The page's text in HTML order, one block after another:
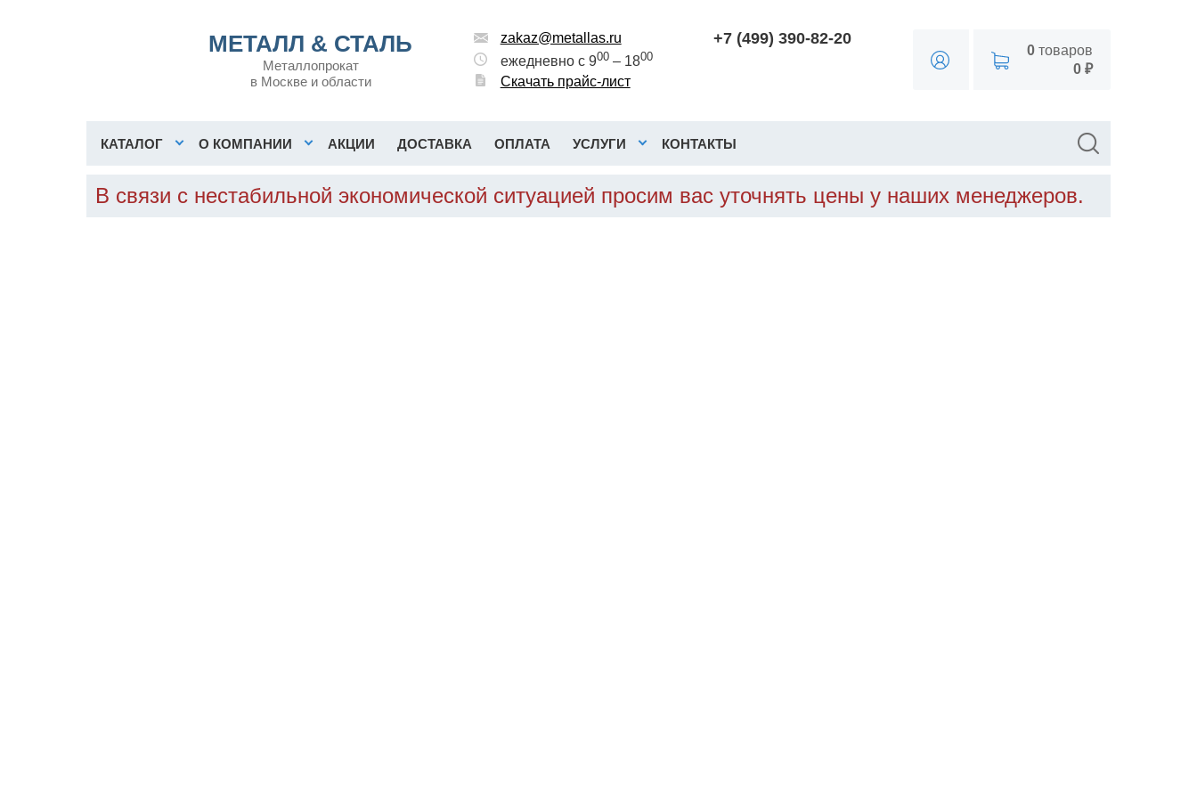
МЕТАЛЛ & СТАЛЬ
Металлопрокат
в Москве и области
zakaz@metallas.ru
ежедневно с 900– 1800
Скачать прайс-лист
+7 (499) 390-82-20
0товаров
0 ₽
КАТАЛОГ О КОМПАНИИ АКЦИИ ДОСТАВКА ОПЛАТА УСЛУГИ КОНТАКТЫ
В связи с нестабильной экономической ситуацией просим вас уточнять цены у наших менеджеров.